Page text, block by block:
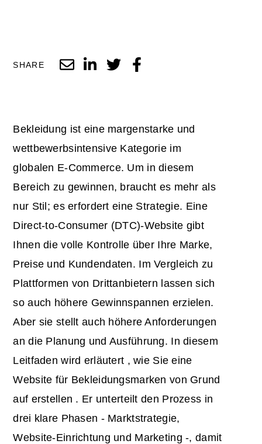
SHARE
Bekleidung ist eine margenstarke und
wettbewerbsintensive Kategorie im
globalen E-Commerce. Um in diesem
Bereich zu gewinnen, braucht es mehr als
nur Stil; es erfordert eine Strategie. Eine
Direct-to-Consumer (DTC)-Website gibt
Ihnen die volle Kontrolle über Ihre Marke,
Preise und Kundendaten. Im Vergleich zu
Plattformen von Drittanbietern lassen sich
so auch höhere Gewinnspannen erzielen.
Aber sie stellt auch höhere Anforderungen
an die Planung und Ausführung. In diesem
Leitfaden wird erläutert , wie Sie eine
Website für Bekleidungsmarkenvon Grund
auf erstellen . Er unterteilt den Prozess in
drei klare Phasen - Marktstrategie,
Website-Einrichtung und Marketing -, damit